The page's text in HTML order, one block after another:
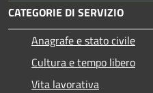
CATEGORIE DI SERVIZIO
Anagrafe e stato civile
Cultura e tempo libero
Vita lavorativa